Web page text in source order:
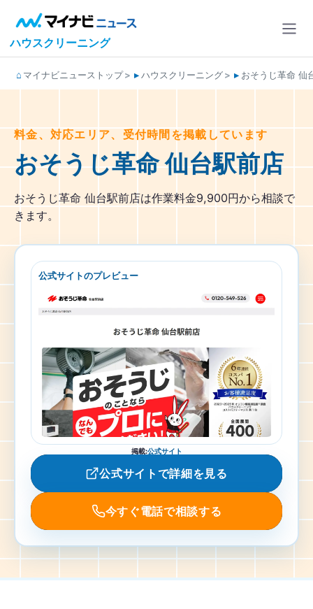
ハウスクリーニング
マイナビニューストップ ハウスクリーニング おそうじ革命 仙
料金、対応エリア、受付時間を掲載しています
おそうじ革命 仙台駅前店
おそうじ革命 仙台駅前店は作業料金9,900円から相談で
きます。
公式サイトのプレビュー
掲載:公式サイト
公式サイトで詳細を見る
今すぐ電話で相談する